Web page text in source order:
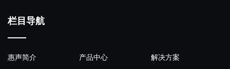
栏目导航
惠声简介 产品中心 解决方案